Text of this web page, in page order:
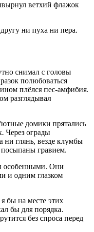
ветхий флажок
ни пуха ни пера.
снимал с головы
полюбоваться
плёлся пес-амфибия.
разглядывал
домики прятались
Через ограды
ни глянь, везде клумбы
гравием.
особенными. Они
и одним глазком
бы на месте этих
бы для порядка.
без спроса перед